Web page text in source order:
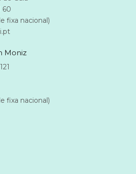
60
fixa nacional)
Moniz
fixa nacional)